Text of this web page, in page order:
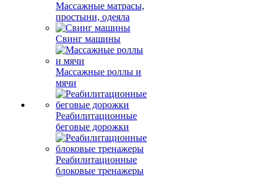
Массажные матрасы,
простыни, одеяла
Свинг машины
Массажные роллы и
мячи
Реабилитационные
беговые дорожки
Реабилитационные
блоковые тренажеры